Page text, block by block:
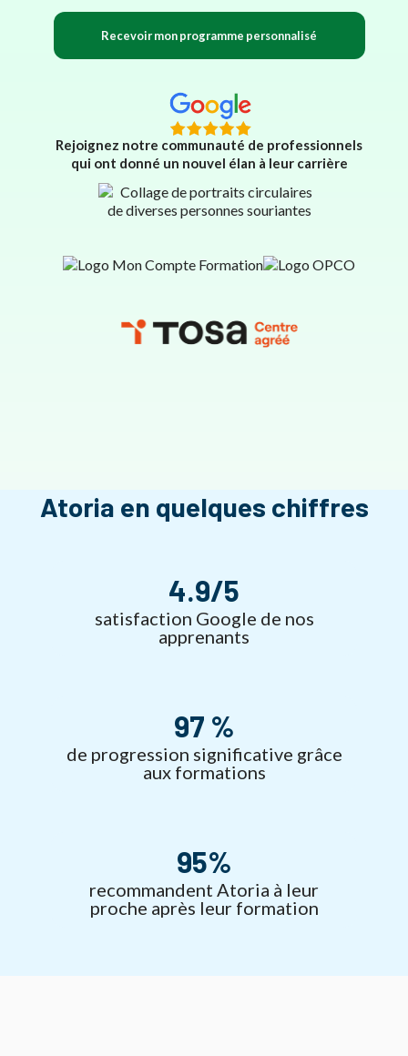
Recevoir mon programme personnalisé
Rejoignez notre communauté de professionnels
qui ont donné un nouvel élan à leur carrière
Atoria en quelques chiffres
4.9/5
satisfaction Google de nos
apprenants
97 %
de progression significative grâce
aux formations
95%
recommandent Atoria à leur
proche après leur formation